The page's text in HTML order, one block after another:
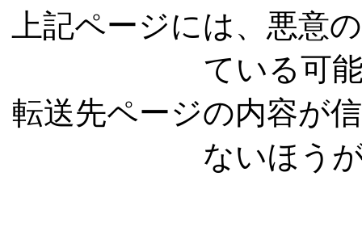
上記ページには、悪意
ている可
転送先ページの内容が
ないほう